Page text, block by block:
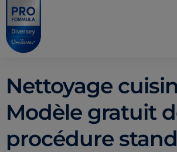
Skip to main content
Skip to navigation
Skip to footer
Pro Formula
Nettoyage
Modèle gratuit
procédure